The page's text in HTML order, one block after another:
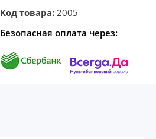
Код товара: 2005
Безопасная оплата через: